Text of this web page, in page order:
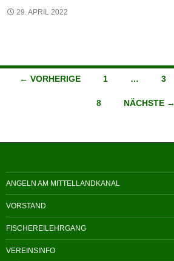
29. APRIL 2022
Beitragsnavigation
← VORHERIGE 1 … 3
8 NÄCHSTE →
ANGELN AM MITTELLANDKANAL
VORSTAND
FISCHEREILEHRGANG
VEREINSINFO